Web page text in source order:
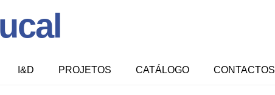
I&D PROJETOS CATÁLOGO CONTACTOS